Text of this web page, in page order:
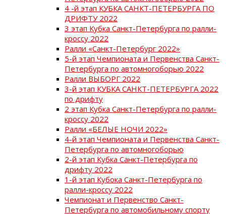
4 -й этап КУБКА САНКТ-ПЕТЕРБУРГА ПО
ДРИФТУ 2022
3 этап Кубка Санкт-Петербурга по ралли-
кроссу 2022
Ралли «Санкт-Петербург 2022»
5-й этап Чемпионата и Первенства Санкт-
Петербурга по автомногоборью 2022
Ралли ВЫБОРГ 2022
3-й этап КУБКА САНКТ-ПЕТЕРБУРГА 2022
по дрифту
2 этап Кубка Санкт-Петербурга по ралли-
кроссу 2022
Ралли «БЕЛЫЕ НОЧИ 2022»
4-й этап Чемпионата и Первенства Санкт-
Петербурга по автомногоборью
2-й этап Кубка Санкт-Петербурга по
дрифту 2022
1-й этап Кубока Санкт-Петербурга по
ралли-кроссу 2022
Чемпионат и Первенство Санкт-
Петербурга по автомобильному спорту